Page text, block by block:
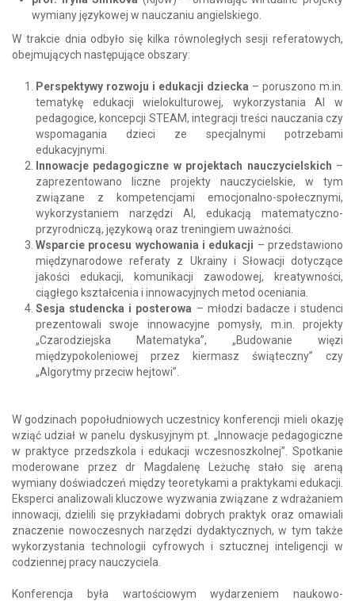
wymiany językowej w nauczaniu angielskiego.
W trakcie dnia odbyło się kilka równoległych sesji referatowych,
obejmujących następujące obszary:
Perspektywy rozwoju i edukacji dziecka – poruszono m.in.
tematykę edukacji wielokulturowej, wykorzystania AI w
pedagogice, koncepcji STEAM, integracji treści nauczania czy
wspomagania dzieci ze specjalnymi potrzebami
edukacyjnymi.
Innowacje pedagogiczne w projektach nauczycielskich –
zaprezentowano liczne projekty nauczycielskie, w tym
związane z kompetencjami emocjonalno-społecznymi,
wykorzystaniem narzędzi AI, edukacją matematyczno-
przyrodniczą, językową oraz treningiem uważności.
Wsparcie procesu wychowania i edukacji – przedstawiono
międzynarodowe referaty z Ukrainy i Słowacji dotyczące
jakości edukacji, komunikacji zawodowej, kreatywności,
ciągłego kształcenia i innowacyjnych metod oceniania.
Sesja studencka i posterowa – młodzi badacze i studenci
prezentowali swoje innowacyjne pomysły, m.in. projekty
„Czarodziejska Matematyka”, „Budowanie więzi
międzypokoleniowej przez kiermasz świąteczny” czy
„Algorytmy przeciw hejtowi”.
W godzinach popołudniowych uczestnicy konferencji mieli okazję
wziąć udział w panelu dyskusyjnym pt. „Innowacje pedagogiczne
w praktyce przedszkola i edukacji wczesnoszkolnej”. Spotkanie
moderowane przez dr Magdalenę Leżuchę stało się areną
wymiany doświadczeń między teoretykami a praktykami edukacji.
Eksperci analizowali kluczowe wyzwania związane z wdrażaniem
innowacji, dzielili się przykładami dobrych praktyk oraz omawiali
znaczenie nowoczesnych narzędzi dydaktycznych, w tym także
wykorzystania technologii cyfrowych i sztucznej inteligencji w
codziennej pracy nauczyciela.
Konferencja była wartościowym wydarzeniem naukowo-